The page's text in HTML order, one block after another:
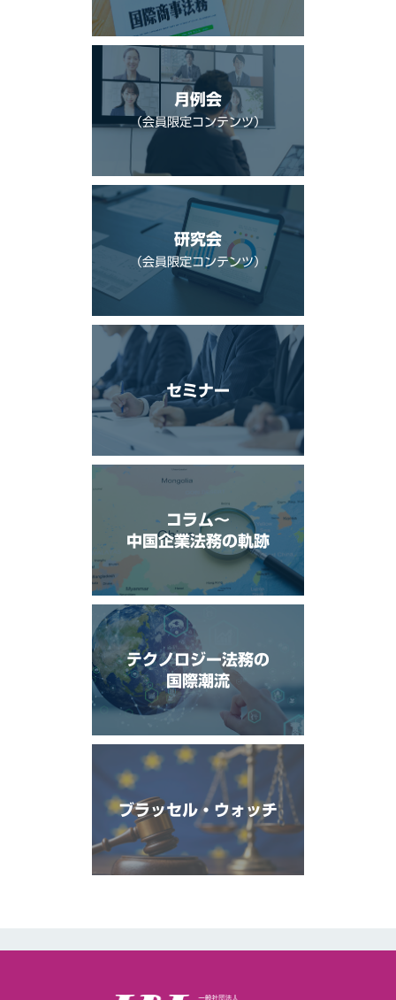
月例会
（会員限定コンテンツ）
研究会
（会員限定コンテンツ）
セミナー
コラム〜
中国企業法務の軌跡
テクノロジー法務の
国際潮流
ブラッセル・ウォッチ